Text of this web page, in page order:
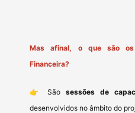
Mas afinal, o que são os
Financeira?
👉 São sessões de
desenvolvidos no âmbito do